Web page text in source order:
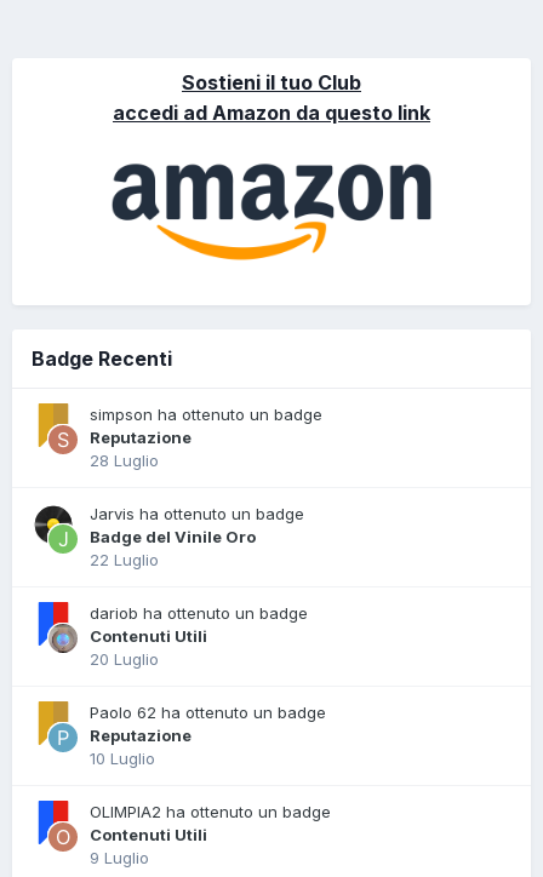
Sostieni il tuo Club
accedi ad Amazon da questo link
Badge Recenti
simpson ha ottenuto un badge
Reputazione
28 Luglio
Jarvis ha ottenuto un badge
Badge del Vinile Oro
22 Luglio
dariob ha ottenuto un badge
Contenuti Utili
20 Luglio
Paolo 62 ha ottenuto un badge
Reputazione
10 Luglio
OLIMPIA2 ha ottenuto un badge
Contenuti Utili
9 Luglio